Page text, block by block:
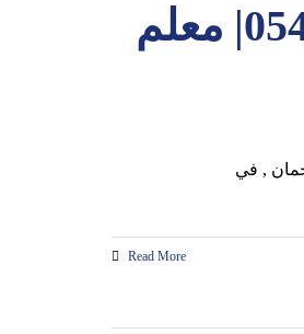
تركيب فورسيلنج في عجمان |0544026642| معلم
Read More